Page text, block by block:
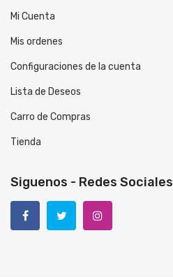
Mi Cuenta
Mis ordenes
Configuraciones de la cuenta
Lista de Deseos
Carro de Compras
Tienda
Siguenos - Redes Sociales